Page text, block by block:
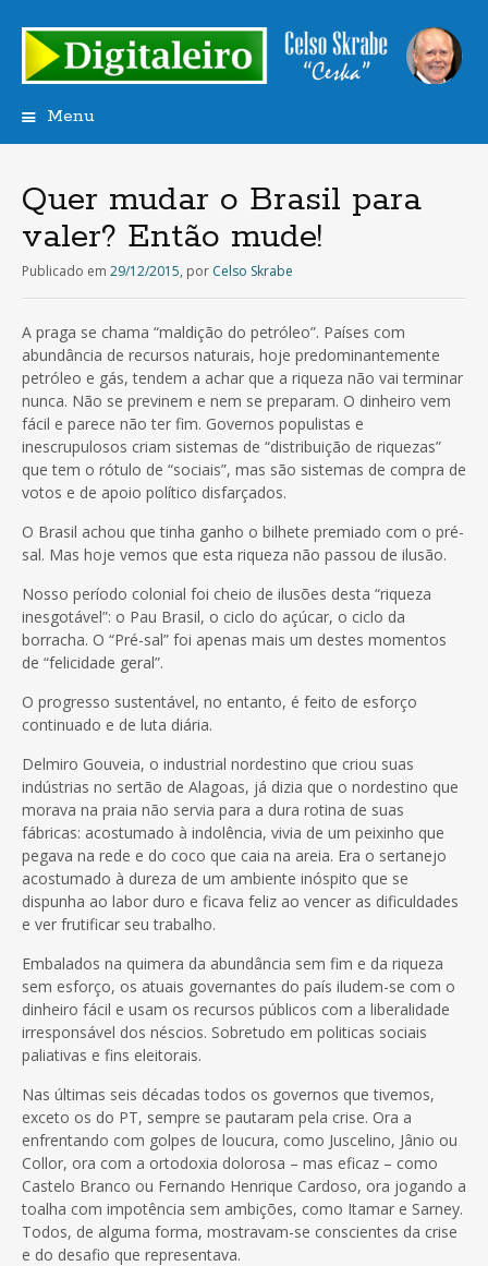
Menu
conteúdo
Quer mudar o Brasil para
valer? Então mude!
Publicado em 29/12/2015, por Celso Skrabe
A praga se chama “maldição do petróleo”. Países com
abundância de recursos naturais, hoje predominantemente
petróleo e gás, tendem a achar que a riqueza não vai terminar
nunca. Não se previnem e nem se preparam. O dinheiro vem
fácil e parece não ter fim. Governos populistas e
inescrupulosos criam sistemas de “distribuição de riquezas”
que tem o rótulo de “sociais”, mas são sistemas de compra de
votos e de apoio político disfarçados.
O Brasil achou que tinha ganho o bilhete premiado com o pré-
sal. Mas hoje vemos que esta riqueza não passou de ilusão.
Nosso período colonial foi cheio de ilusões desta “riqueza
inesgotável”: o Pau Brasil, o ciclo do açúcar, o ciclo da
borracha. O “Pré-sal” foi apenas mais um destes momentos
de “felicidade geral”.
O progresso sustentável, no entanto, é feito de esforço
continuado e de luta diária.
Delmiro Gouveia, o industrial nordestino que criou suas
indústrias no sertão de Alagoas, já dizia que o nordestino que
morava na praia não servia para a dura rotina de suas
fábricas: acostumado à indolência, vivia de um peixinho que
pegava na rede e do coco que caia na areia. Era o sertanejo
acostumado à dureza de um ambiente inóspito que se
dispunha ao labor duro e ficava feliz ao vencer as dificuldades
e ver frutificar seu trabalho.
Embalados na quimera da abundância sem fim e da riqueza
sem esforço, os atuais governantes do país iludem-se com o
dinheiro fácil e usam os recursos públicos com a liberalidade
irresponsável dos néscios. Sobretudo em politicas sociais
paliativas e fins eleitorais.
Nas últimas seis décadas todos os governos que tivemos,
exceto os do PT, sempre se pautaram pela crise. Ora a
enfrentando com golpes de loucura, como Juscelino, Jânio ou
Collor, ora com a ortodoxia dolorosa – mas eficaz – como
Castelo Branco ou Fernando Henrique Cardoso, ora jogando a
toalha com impotência sem ambições, como Itamar e Sarney.
Todos, de alguma forma, mostravam-se conscientes da crise
e do desafio que representava.